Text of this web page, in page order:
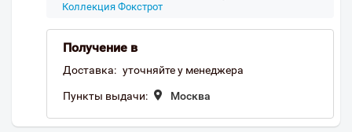
Коллекция Фокстрот
Получение в
Доставка: уточняйте у менеджера
Пункты выдачи: Москва